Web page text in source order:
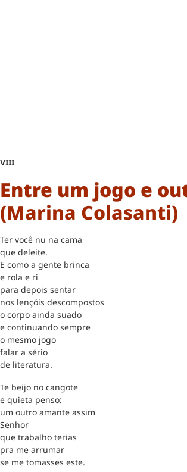
VIII
Entre um jogo e
(Marina Colasanti)
Ter você nu na cama
que deleite.
E como a gente brinca
e rola e ri
para depois sentar
nos lençóis descompostos
o corpo ainda suado
e continuando sempre
o mesmo jogo
falar a sério
de literatura.
Te beijo no cangote
e quieta penso:
um outro amante assim
Senhor
que trabalho terias
pra me arrumar
se me tomasses este.